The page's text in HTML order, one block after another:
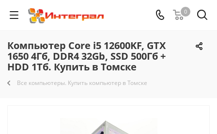
0
Компьютер Core i5 12600KF, GTX
1650 4Гб, DDR4 32Gb, SSD 500Гб +
HDD 1Тб. Купить в Томске
Все компьютеры. Купить компьютер в Томске